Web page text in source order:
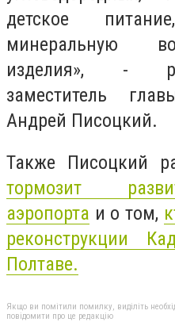
детское
минеральную
изделия», -
заместитель
Андрей Писоцкий.
Также Писоцкий
тормозит
аэропорта и о том,
реконструкции
Полтаве.
Якщо ви помітили помилку, виділіть
повідомити про це редакцію